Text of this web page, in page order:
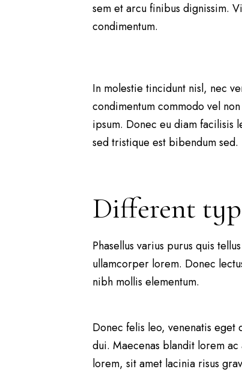
sem et arcu finibus dignissim.
condimentum.
In molestie tincidunt nisl, nec
condimentum commodo vel
ipsum. Donec eu diam
sed tristique est bibendum sed.
Different
Phasellus varius purus quis
ullamcorper lorem. Donec
nibh mollis elementum.
Donec felis leo, venenatis
dui. Maecenas blandit lorem
lorem, sit amet lacinia risus